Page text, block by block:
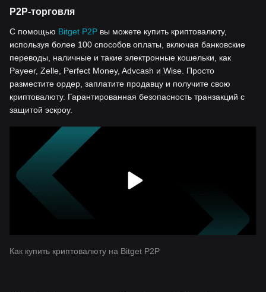
P2P-торговля
С помощью Bitget P2P вы можете купить криптовалюту,
используя более 100 способов оплаты, включая банковские
переводы, наличные и такие электронные кошельки, как
Payeer, Zelle, Perfect Money, Advcash и Wise. Просто
разместите ордер, заплатите продавцу и получите свою
криптовалюту. Гарантированная безопасность транзакций с
защитой эскроу.
Как купить криптовалюту на Bitget P2P